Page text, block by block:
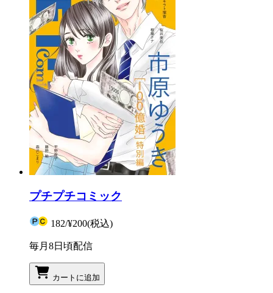
プチプチコミック
182/¥200(税込)
毎月8日頃配信
カートに追加